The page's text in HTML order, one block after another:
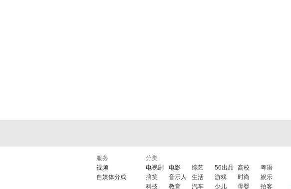
服务
视频
自媒体分成
分类
电视剧
电影 综艺 56出品 高校
粤语
搞笑
音乐人 生活 游戏 时尚
娱乐
科技
教育 汽车 少儿 母婴 拍客